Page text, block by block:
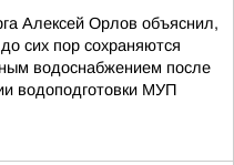
Алексей Орлов объяснил,
сих пор сохраняются
водоснабжением после
водоподготовки МУП